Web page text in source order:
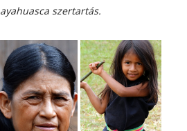
ayahuasca szertartás.